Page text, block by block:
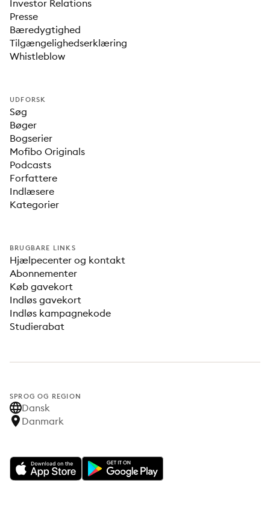
Investor Relations
Presse
Bæredygtighed
Tilgængelighedserklæring
Whistleblow
UDFORSK
Søg
Bøger
Bogserier
Mofibo Originals
Podcasts
Forfattere
Indlæsere
Kategorier
BRUGBARE LINKS
Hjælpecenter og kontakt
Abonnementer
Køb gavekort
Indløs gavekort
Indløs kampagnekode
Studierabat
SPROG OG REGION
Dansk
Danmark